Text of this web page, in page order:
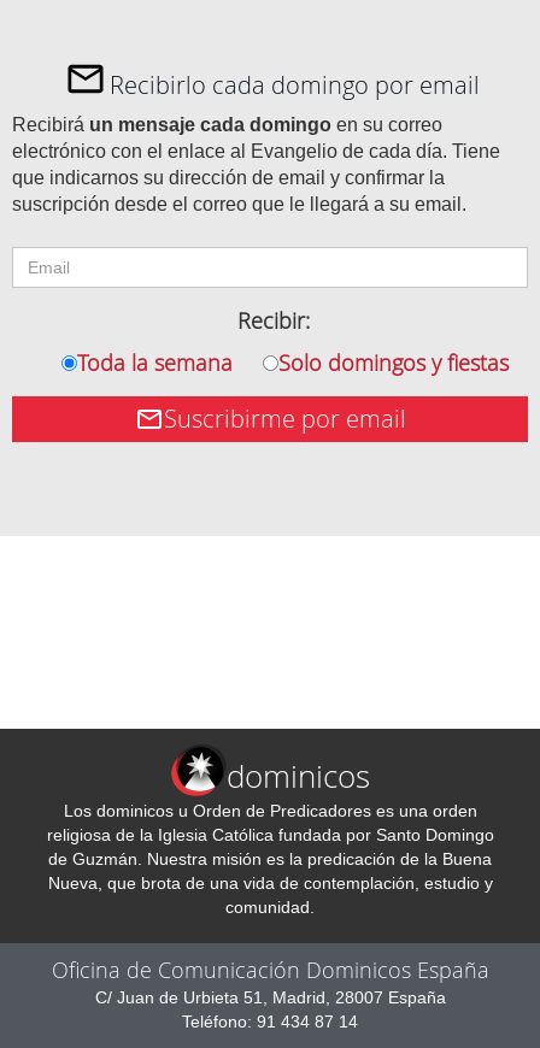
Recibirlo cada domingo por email
Recibirá un mensaje cada domingo en su correo
electrónico con el enlace al Evangelio de cada día. Tiene
que indicarnos su dirección de email y confirmar la
suscripción desde el correo que le llegará a su email.
Recibir:
Toda la semana
Solo domingos y fiestas
Suscribirme por email
dominicos
Los dominicos u Orden de Predicadores es una orden
religiosa de la Iglesia Católica fundada por Santo Domingo
de Guzmán. Nuestra misión es la predicación de la Buena
Nueva, que brota de una vida de contemplación, estudio y
comunidad.
Oficina de Comunicación Dominicos España
C/ Juan de Urbieta 51, Madrid, 28007 España
Teléfono: 91 434 87 14